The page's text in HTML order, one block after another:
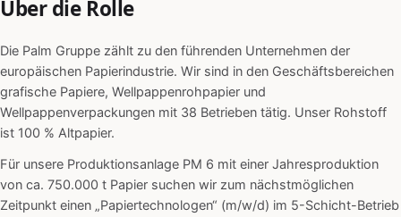
Über die Rolle
Die Palm Gruppe zählt zu den führenden Unternehmen der
europäischen Papierindustrie. Wir sind in den Geschäftsbereichen
grafische Papiere, Wellpappenrohpapier und
Wellpappenverpackungen mit 38 Betrieben tätig. Unser Rohstoff
ist 100 % Altpapier.
Für unsere Produktionsanlage PM 6 mit einer Jahresproduktion
von ca. 750.000 t Papier suchen wir zum nächstmöglichen
Zeitpunkt einen „Papiertechnologen“ (m/w/d) im 5-Schicht-Betrieb